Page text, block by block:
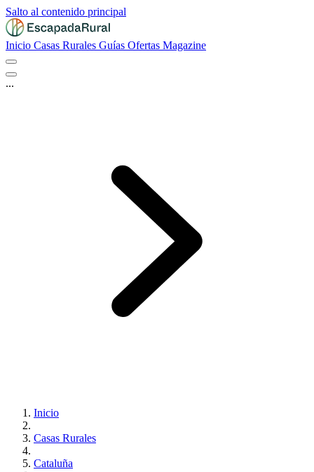
Salto al contenido principal
Inicio Casas Rurales Guías Ofertas Magazine
...
Inicio
Casas Rurales
Cataluña